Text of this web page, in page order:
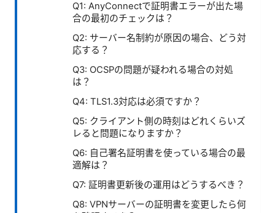
Q1: AnyConnectで証明書エラーが出た場
合の最初のチェックは？
Q2: サーバー名制約が原因の場合、どう対
応する？
Q3: OCSPの問題が疑われる場合の対処
は？
Q4: TLS1.3対応は必須ですか？
Q5: クライアント側の時刻はどれくらいズ
レると問題になりますか？
Q6: 自己署名証明書を使っている場合の最
適解は？
Q7: 証明書更新後の運用はどうするべき？
Q8: VPNサーバーの証明書を変更したら何